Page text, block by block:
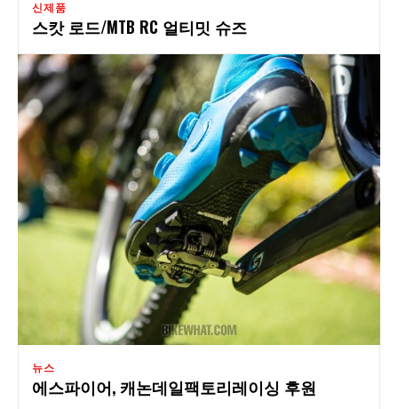
신제품
스캇 로드/MTB RC 얼티밋 슈즈
뉴스
에스파이어, 캐논데일팩토리레이싱 후원